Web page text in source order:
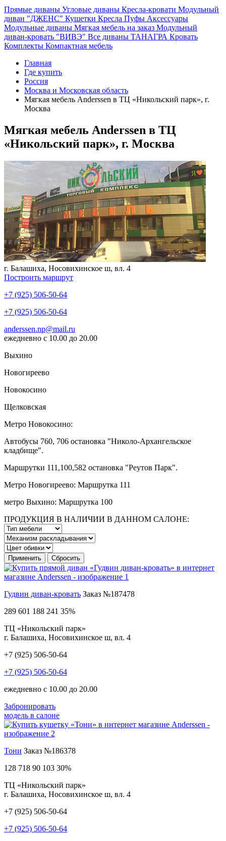
Прямые диваны Угловые диваны Кресла-кровати Модульный
диван "ДЖЕНС" Кушетки Кресла Пуфы Аксессуары
Модульные диваны Мягкая мебель на заказ Модульный
диван-кровать "ВИВЭ" Все диваны ТАНАГРА Кровать
Комплекты Компактная мебель
Главная
Где купить
Россия
Москва и Московская область
Мягкая мебель Anderssen в ТЦ «Никольский парк», г.
Москва
Мягкая мебель Anderssen в ТЦ
«Никольский парк», г. Москва
г. Балашиха, Носовихинское ш, вл. 4
Построить маршрут
+7 (925) 506-50-64
+7 (925) 506-50-64
anderssen.np@mail.ru
ежедневно с 10.00 до 20.00
Выхино
Новогиреево
Новокосино
Щелковская
Метро Новокосино:
Автобусы 760, 706 остановка "Николо-Архангельское
кладбище".
Маршрутки 111,100,582 остановка "Реутов Парк".
Метро Новогиреево: Маршрутка 111
метро Выхино: Маршрутка 100
ПРОДУКЦИЯ В НАЛИЧИИ В ДАННОМ САЛОНЕ:
Применить Сбросить
Гудвин диван-кровать Заказ №187478
289 601 188 241 35%
ТЦ «Никольский парк»
г. Балашиха, Носовихинское ш, вл. 4
+7 (925) 506-50-64
+7 (925) 506-50-64
ежедневно с 10.00 до 20.00
Забронировать
модель в салоне
Тони Заказ №186378
128 718 90 103 30%
ТЦ «Никольский парк»
г. Балашиха, Носовихинское ш, вл. 4
+7 (925) 506-50-64
+7 (925) 506-50-64